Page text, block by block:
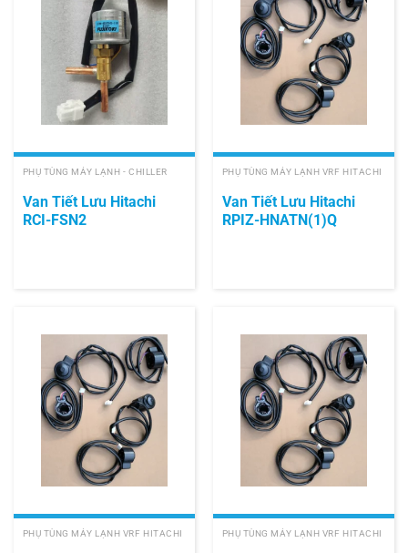
PHỤ TÙNG MÁY LẠNH - CHILLER
Van Tiết Lưu Hitachi
RCI-FSN2
PHỤ TÙNG MÁY LẠNH VRF HITACHI
Van Tiết Lưu Hitachi
RPIZ-HNATN(1)Q
PHỤ TÙNG MÁY LẠNH VRF HITACHI PHỤ TÙNG MÁY LẠNH VRF HITACHI